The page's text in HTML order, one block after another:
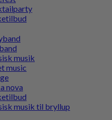
musik
music
nova
musik til bryllup